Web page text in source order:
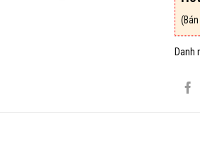
Danh